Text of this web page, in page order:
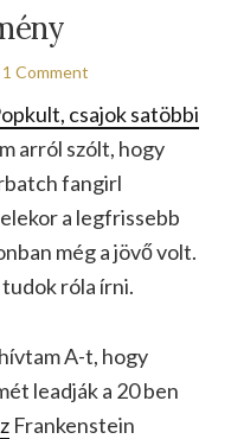
1 Comment
csajok satöbbi
arról szólt, hogy
fangirl
a legfrissebb
még a jövő volt.
róla írni.
A-t, hogy
leadják a 20 ben
Frankenstein